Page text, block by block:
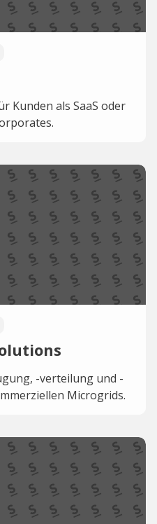
Kunden als SaaS oder
-verteilung und -
Microgrids.